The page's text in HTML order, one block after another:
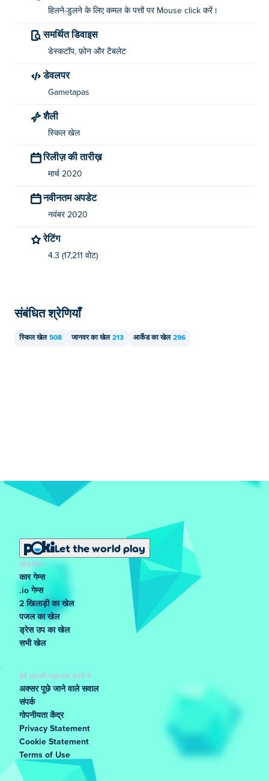
हिलने-डुलने के लिए कमल के पत्तों पर Mouse click करें।
समर्थित डिवाइस
डेस्कटॉप, फ़ोन और टैबलेट
डेवलपर
Gametapas
शैली
स्किल खेल
रिलीज़ की तारीख़
मार्च 2020
नवीनतम अपडेट
नवंबर 2020
रेटिंग
4.3 (17,211 वोट)
संबंधित श्रेणियाँ
स्किल खेल 508 जानवर का खेल 213 आर्केड का खेल 296
Let the world play
लोकप्रिय
कार गेम्स
.io गेम्स
2 खिलाड़ी का खेल
पजल का खेल
ड्रेस उप का खेल
सभी खेल
हमें आपकी सहायता करने दें
अक्सर पूछे जाने वाले सवाल
संपर्क
गोपनीयता केंद्र
Privacy Statement
Cookie Statement
Terms of Use